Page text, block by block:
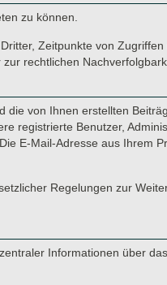
zu können.
Zeitpunkte von Zugriffen
rechtlichen
die von Ihnen erstellten
registrierte Benutzer,
E-Mail-Adresse aus Ihrem
Regelungen zur
Informationen über